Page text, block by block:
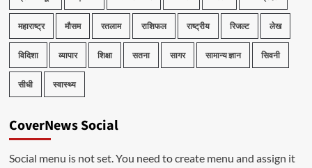
महाराष्ट्र मौसम रतलाम राशिफल राष्ट्रीय रिजल्ट लेख
विदिशा व्यापार शिक्षा सतना सागर सामान्य ज्ञान सिवनी
सीधी स्वास्थ्य
CoverNews Social
Social menu is not set. You need to create menu and assign it